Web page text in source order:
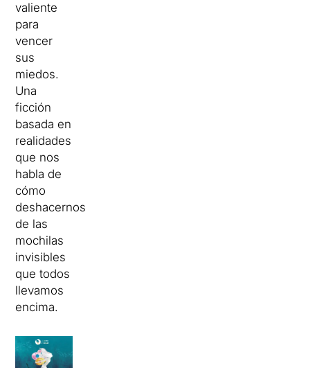
valiente
para
vencer
sus
miedos.
Una
ficción
basada en
realidades
que nos
habla de
cómo
deshacernos
de las
mochilas
invisibles
que todos
llevamos
encima.